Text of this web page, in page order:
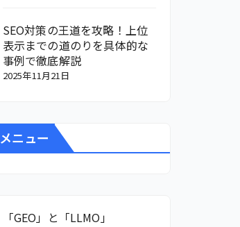
SEO対策の王道を攻略！上位
表示までの道のりを具体的な
事例で徹底解説
2025年11月21日
メニュー
「GEO」と「LLMO」